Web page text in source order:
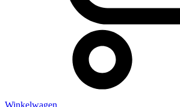
Winkelwagen